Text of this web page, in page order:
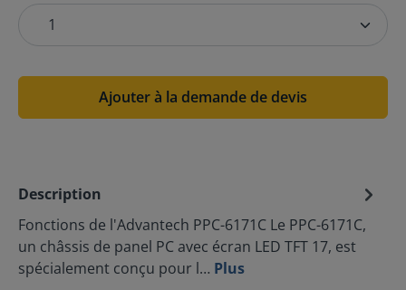
Ajouter à la demande de devis
Description
Fonctions de l'Advantech PPC-6171C Le PPC-6171C,
un châssis de panel PC avec écran LED TFT 17, est
spécialement conçu pour l… Plus